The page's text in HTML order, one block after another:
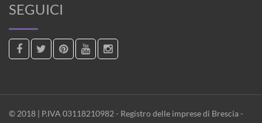
SEGUICI
© 2018 | P.IVA 03118210982 - Registro delle imprese di Brescia -